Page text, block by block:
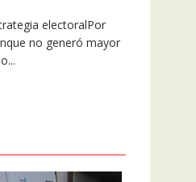
electoralPor
no generó mayor